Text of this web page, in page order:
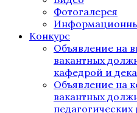
Фотогалерея
Конкурс
Объявление на
вакантных
кафедрой и
Объявление на
вакантных